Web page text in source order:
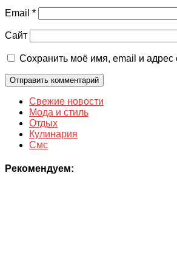
Email *
Сайт
Сохранить моё имя, email и
Свежие новости
Мода и стиль
Отдых
Кулинария
Смс
Рекомендуем: